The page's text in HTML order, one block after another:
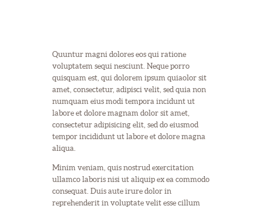
Quuntur magni dolores eos qui ratione
voluptatem sequi nesciunt. Neque porro
quisquam est, qui dolorem ipsum quiaolor sit
amet, consectetur, adipisci velit, sed quia non
numquam eius modi tempora incidunt ut
labore et dolore magnam dolor sit amet,
consectetur adipisicing elit, sed do eiusmod
tempor incididunt ut labore et dolore magna
aliqua.
Minim veniam, quis nostrud exercitation
ullamco laboris nisi ut aliquip ex ea commodo
consequat. Duis aute irure dolor in
reprehenderit in voluptate velit esse cillum